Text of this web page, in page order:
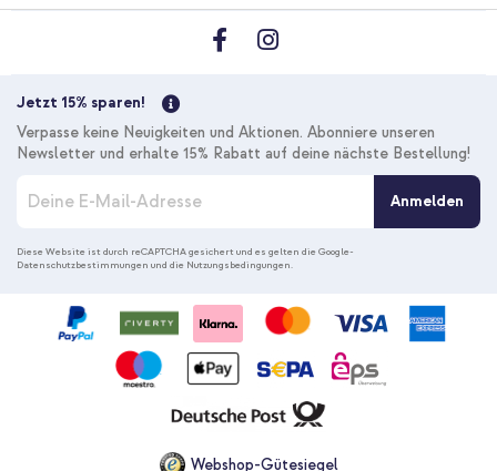
Jetzt 15% sparen!
Verpasse keine Neuigkeiten und Aktionen. Abonniere unseren
Newsletter und erhalte 15% Rabatt auf deine nächste Bestellung!
d
e
Anmelden
Diese Website ist durch reCAPTCHA gesichert und es gelten dieGoogle-
Datenschutzbestimmungen und die Nutzungsbedingungen.
Webshop-Gütesiegel